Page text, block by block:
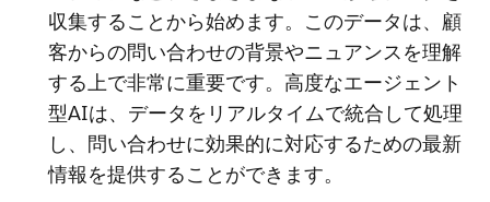
収集することから始めます。このデータは、顧
客からの問い合わせの背景やニュアンスを理解
する上で非常に重要です。高度なエージェント
型AIは、データをリアルタイムで統合して処理
し、問い合わせに効果的に対応するための最新
情報を提供することができます。